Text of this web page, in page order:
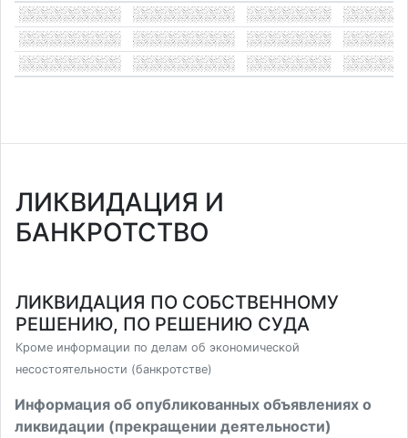
ЛИКВИДАЦИЯ И
БАНКРОТСТВО
ЛИКВИДАЦИЯ ПО СОБСТВЕННОМУ
РЕШЕНИЮ, ПО РЕШЕНИЮ СУДА
Кроме информации по делам об экономической
несостоятельности (банкротстве)
Информация об опубликованных объявлениях о
ликвидации (прекращении деятельности)